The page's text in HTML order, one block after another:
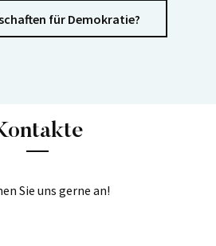
für Demokratie?
Sie uns gerne an!